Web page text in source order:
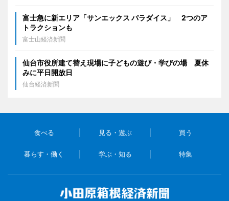
富士急に新エリア「サンエックス パラダイス」 2つのア
トラクションも
富士山経済新聞
仙台市役所建て替え現場に子どもの遊び・学びの場 夏休
みに平日開放日
仙台経済新聞
食べる 見る・遊ぶ 買う
暮らす・働く 学ぶ・知る 特集